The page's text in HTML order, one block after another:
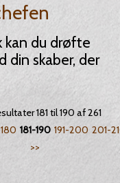
kan du drøfte
din skaber, der
181 til 190 af 261
180 181-190 191-200 201-
>>